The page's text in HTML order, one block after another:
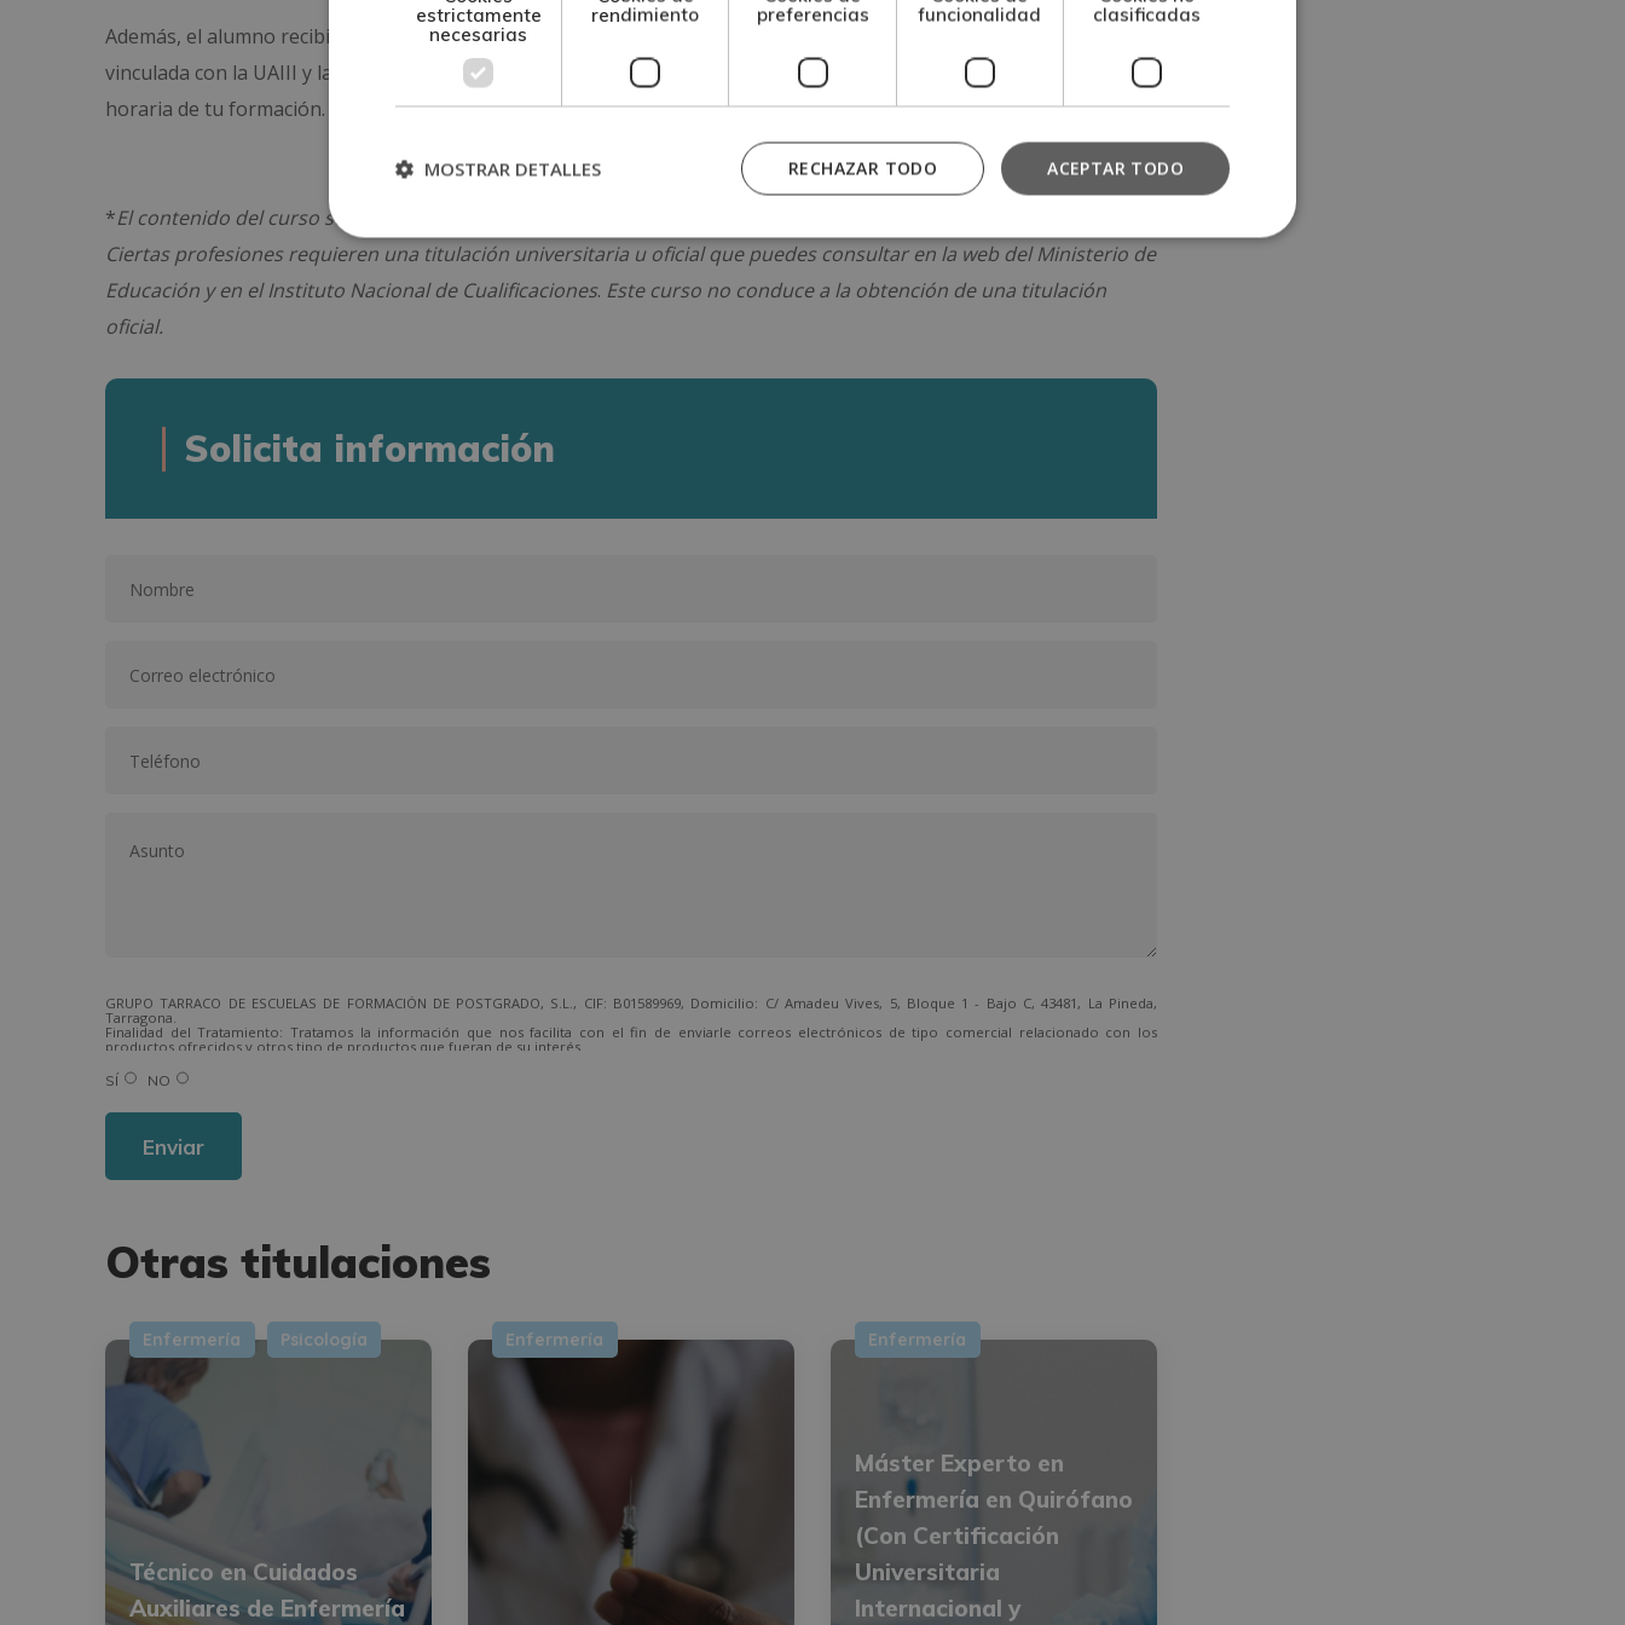
Además, el alumno recibirá el Certificado Universitario Internacional DQ, expedido por la Agencia Universitaria DQ
vinculada con la UAIII y la Universidad CLEA, que incluye la equivalencia a créditos europeos (ECTS) sobre la carga
horaria de tu formación.
*El contenido del curso se encuentra orientado hacia la adquisición de formación teórica complementaria.
Ciertas profesiones requieren una titulación universitaria u oficial que puedes consultar en la web del Ministerio de
Educación y en el Instituto Nacional de Cualificaciones. Este curso no conduce a la obtención de una titulación
oficial.
Solicita información
GRUPO TARRACO DE ESCUELAS DE FORMACIÓN DE POSTGRADO, S.L., CIF: B01589969, Domicilio: C/ Amadeu Vives, 5, Bloque 1 - Bajo C, 43481, La Pineda,
Tarragona.
Finalidad del Tratamiento: Tratamos la información que nos facilita con el fin de enviarle correos electrónicos de tipo comercial relacionado con los
productos ofrecidos y otros tipo de productos que fueran de su interés.
Derechos: Puede ejercitar sus derechos identificándose suficientemente, dirigiéndose a la dirección direccion@grupotarraco.com.
Para más información consulte nuestra Política de Privacidad.
SÍ NO
Otras titulaciones
Enfermería Psicología
Técnico en Cuidados
Auxiliares de Enfermería
Enfermería Enfermería
Máster Experto en
Enfermería en Quirófano
(Con Certificación
Universitaria
Internacional y
estrictamente
necesarias
rendimiento
preferencias
funcionalidad
clasificadas
ACEPTAR TODO
RECHAZAR TODO
MOSTRAR DETALLES